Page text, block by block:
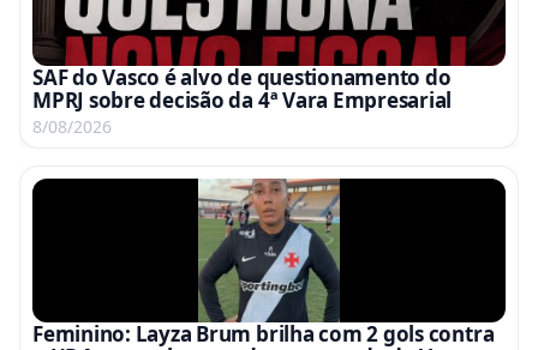
SAF do Vasco é alvo de questionamento do
MPRJ sobre decisão da 4ª Vara Empresarial
8/08/2026
Feminino: Layza Brum brilha com 2 gols contra